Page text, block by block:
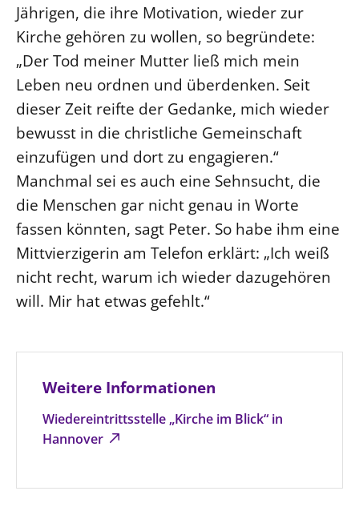
Weitere Informationen
Wiedereintrittsstelle „Kirche im Blick“ in
Hannover
Jährigen, die ihre Motivation, wieder zur
Kirche gehören zu wollen, so begründete:
„Der Tod meiner Mutter ließ mich mein
Leben neu ordnen und überdenken. Seit
dieser Zeit reifte der Gedanke, mich wieder
bewusst in die christliche Gemeinschaft
einzufügen und dort zu engagieren.“
Manchmal sei es auch eine Sehnsucht, die
die Menschen gar nicht genau in Worte
fassen könnten, sagt Peter. So habe ihm eine
Mittvierzigerin am Telefon erklärt: „Ich weiß
nicht recht, warum ich wieder dazugehören
will. Mir hat etwas gefehlt.“